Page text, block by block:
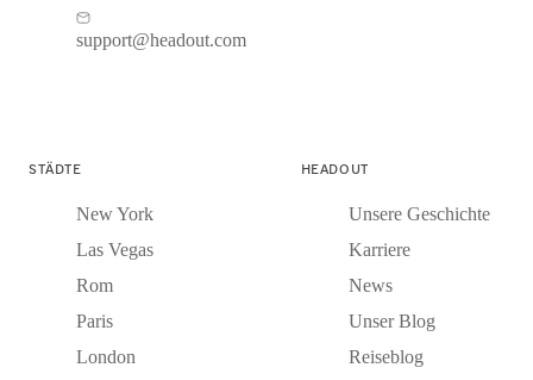
support@headout.com
STÄDTE
New York
Las Vegas
Rom
Paris
London
HEADOUT
Unsere Geschichte
Karriere
News
Unser Blog
Reiseblog